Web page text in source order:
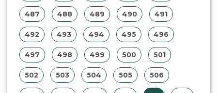
536 537 538 539 540
541 542 543 544 545
546 547 548 549 550
551 552 553 554 555
557 558 559 560 561 562